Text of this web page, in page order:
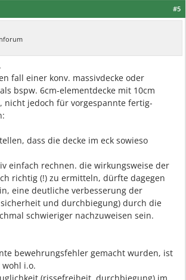
#5
fall einer konv. massivdecke oder
bspw. 6cm-elementdecke mit 10cm
nicht jedoch für vorgespannte fertig-
dass die decke im eck sowieso
einfach rechnen. die wirkungsweise der
richtig (!) zu ermitteln, dürfte dagegen
eine deutliche verbesserung der
und durchbiegung) durch die
schwieriger nachzuweisen sein.
bewehrungsfehler gemacht wurden, ist
i.o.